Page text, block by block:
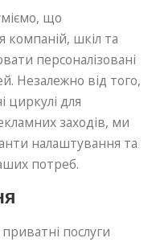
що
компаній, шкіл та
персоналізовані
Незалежно від того,
циркулі для
заходів, ми
налаштування та
потреб.
послуги